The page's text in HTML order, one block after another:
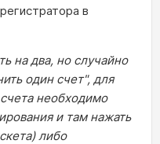
в
на два, но случайно
один счет", для
необходимо
и там нажать
либо